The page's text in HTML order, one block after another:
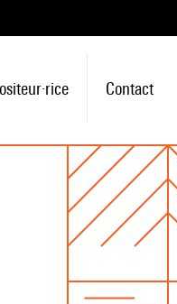
Contact